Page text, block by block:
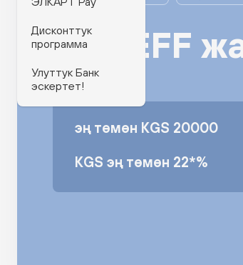
Дисконттук
программа
Улуттук Банк
эскертет!
KyrSEFF
эң төмөн KGS 20000
KGS эң төмөн 22*%